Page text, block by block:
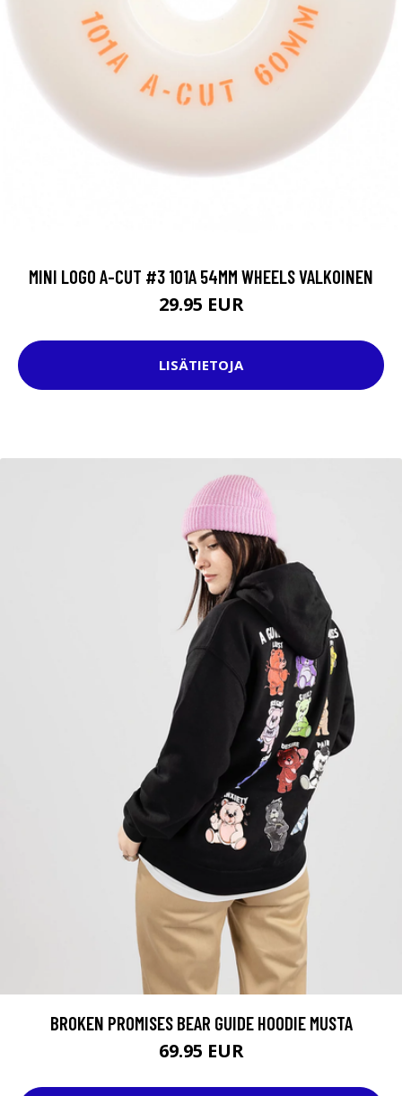
MINI LOGO A-CUT #3 101A 54MM WHEELS VALKOINEN
29.95 EUR
LISÄTIETOJA
BROKEN PROMISES BEAR GUIDE HOODIE MUSTA
69.95 EUR